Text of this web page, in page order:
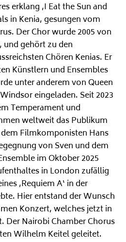
erklang ‚I Eat the Sun and
in Kenia, gesungen vom
Der Chor wurde 2005 von
und gehört zu den
Chören Kenias. Er
Künstlern und Ensembles
unter anderem von Queen
eingeladen. Seit 2023
Temperament und
weltweit das Publikum
Filmkomponisten Hans
von Sven und dem
im Oktober 2025
in London zufällig
‚Requiem A‘ in der
Hier entstand der Wunsch
Konzert, welches jetzt in
Der Nairobi Chamber Chorus
Wilhelm Keitel geleitet.